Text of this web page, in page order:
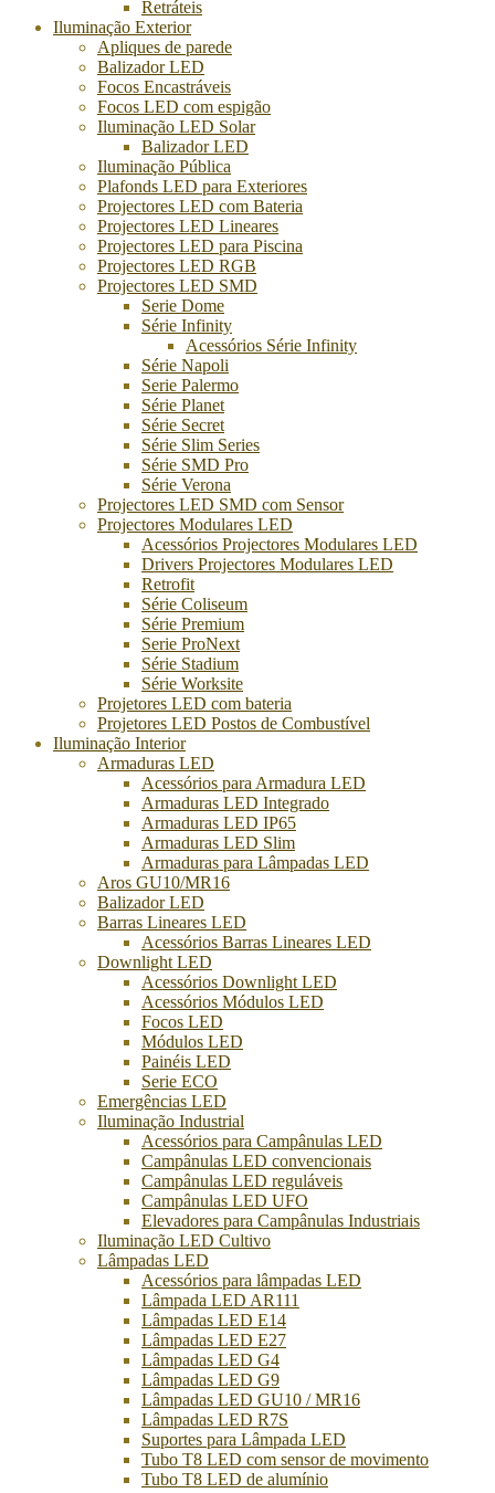
Retráteis
Iluminação Exterior
Apliques de parede
Balizador LED
Focos Encastráveis
Focos LED com espigão
Iluminação LED Solar
Balizador LED
Iluminação Pública
Plafonds LED para Exteriores
Projectores LED com Bateria
Projectores LED Lineares
Projectores LED para Piscina
Projectores LED RGB
Projectores LED SMD
Serie Dome
Série Infinity
Acessórios Série Infinity
Série Napoli
Serie Palermo
Série Planet
Série Secret
Série Slim Series
Série SMD Pro
Série Verona
Projectores LED SMD com Sensor
Projectores Modulares LED
Acessórios Projectores Modulares LED
Drivers Projectores Modulares LED
Retrofit
Série Coliseum
Série Premium
Serie ProNext
Série Stadium
Série Worksite
Projetores LED com bateria
Projetores LED Postos de Combustível
Iluminação Interior
Armaduras LED
Acessórios para Armadura LED
Armaduras LED Integrado
Armaduras LED IP65
Armaduras LED Slim
Armaduras para Lâmpadas LED
Aros GU10/MR16
Balizador LED
Barras Lineares LED
Acessórios Barras Lineares LED
Downlight LED
Acessórios Downlight LED
Acessórios Módulos LED
Focos LED
Módulos LED
Painéis LED
Serie ECO
Emergências LED
Iluminação Industrial
Acessórios para Campânulas LED
Campânulas LED convencionais
Campânulas LED reguláveis
Campânulas LED UFO
Elevadores para Campânulas Industriais
Iluminação LED Cultivo
Lâmpadas LED
Acessórios para lâmpadas LED
Lâmpada LED AR111
Lâmpadas LED E14
Lâmpadas LED E27
Lâmpadas LED G4
Lâmpadas LED G9
Lâmpadas LED GU10 / MR16
Lâmpadas LED R7S
Suportes para Lâmpada LED
Tubo T8 LED com sensor de movimento
Tubo T8 LED de alumínio